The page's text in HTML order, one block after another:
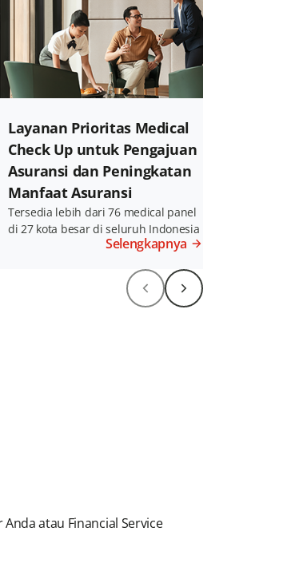
Layanan Prioritas Medical
Check Up untuk Pengajuan
Asuransi dan Peningkatan
Manfaat Asuransi
Tersedia lebih dari 76 medical panel
di 27 kota besar di seluruh Indonesia
Selengkapnya
atau Financial Service